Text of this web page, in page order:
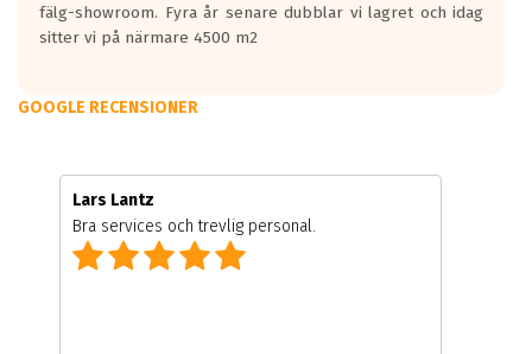
fälg-showroom. Fyra år senare dubblar vi lagret och idag
sitter vi på närmare 4500 m2
GOOGLE RECENSIONER
Lars Lantz
Bra services och trevlig personal.